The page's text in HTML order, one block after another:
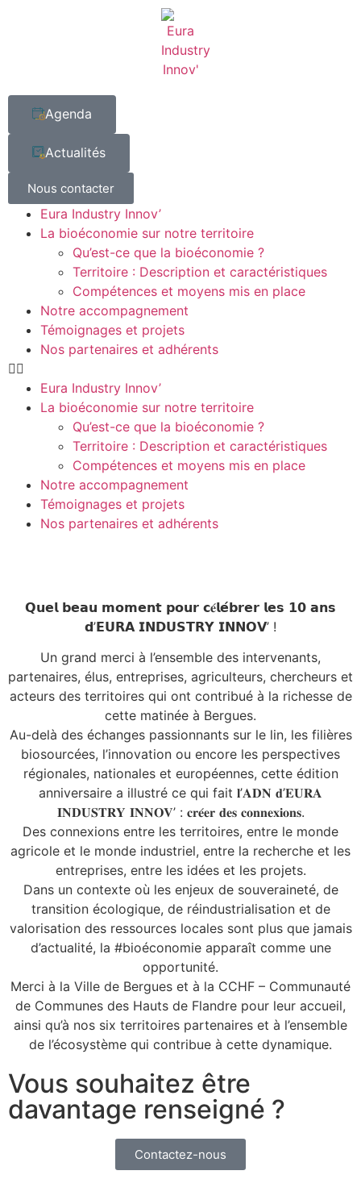
Agenda
Actualités
Nous contacter
Eura Industry Innov’
La bioéconomie sur notre territoire
Qu’est-ce que la bioéconomie ?
Territoire : Description et caractéristiques
Compétences et moyens mis en place
Notre accompagnement
Témoignages et projets
Nos partenaires et adhérents
Eura Industry Innov’
La bioéconomie sur notre territoire
Qu’est-ce que la bioéconomie ?
Territoire : Description et caractéristiques
Compétences et moyens mis en place
Notre accompagnement
Témoignages et projets
Nos partenaires et adhérents
𝗤𝘂𝗲𝗹 𝗯𝗲𝗮𝘂 𝗺𝗼𝗺𝗲𝗻𝘁 𝗽𝗼𝘂𝗿 𝗰𝐞́𝗹𝗲́𝗯𝗿𝗲𝗿 𝗹𝗲𝘀 𝟭𝟬 𝗮𝗻𝘀
𝗱’𝗘𝗨𝗥𝗔 𝗜𝗡𝗗𝗨𝗦𝗧𝗥𝗬 𝗜𝗡𝗡𝗢𝗩’ !
Un grand merci à l’ensemble des intervenants,
partenaires, élus, entreprises, agriculteurs, chercheurs et
acteurs des territoires qui ont contribué à la richesse de
cette matinée à Bergues.
Au-delà des échanges passionnants sur le lin, les filières
biosourcées, l’innovation ou encore les perspectives
régionales, nationales et européennes, cette édition
anniversaire a illustré ce qui fait 𝐥’𝐀𝐃𝐍 𝐝’𝐄𝐔𝐑𝐀
𝐈𝐍𝐃𝐔𝐒𝐓𝐑𝐘 𝐈𝐍𝐍𝐎𝐕’ : 𝐜𝐫𝐞́𝐞𝐫 𝐝𝐞𝐬 𝐜𝐨𝐧𝐧𝐞𝐱𝐢𝐨𝐧𝐬.
Des connexions entre les territoires, entre le monde
agricole et le monde industriel, entre la recherche et les
entreprises, entre les idées et les projets.
Dans un contexte où les enjeux de souveraineté, de
transition écologique, de réindustrialisation et de
valorisation des ressources locales sont plus que jamais
d’actualité, la #bioéconomie apparaît comme une
opportunité.
Merci à la Ville de Bergues et à la CCHF – Communauté
de Communes des Hauts de Flandre pour leur accueil,
ainsi qu’à nos six territoires partenaires et à l’ensemble
de l’écosystème qui contribue à cette dynamique.
Vous souhaitez être
davantage renseigné ?
Contactez-nous